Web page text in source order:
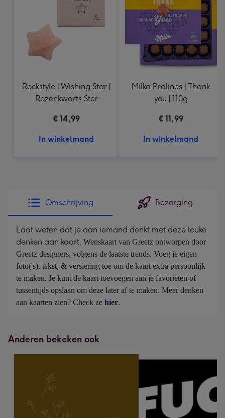
Rockstyle | Wishing Star |
Rozenkwarts Ster
€ 14,99
In winkelmand
Milka Pralines | Thank
you | 110g
€ 11,99
In winkelmand
Omschrijving Bezorging
Laat weten dat je aan iemand denkt met deze leuke
denken aan kaart. Wenskaart van Greetz ontworpen door
Greetz designers, volgens de laatste trends. Voeg je eigen
foto('s), tekst, & versiering toe om de kaart extra persoonlijk
te maken. Je kunt de kaart toevoegen aan je favorieten of
tussentijds opslaan om deze later af te maken. Meer denken
aan kaarten zien? Check ze hier.
Anderen bekeken ook